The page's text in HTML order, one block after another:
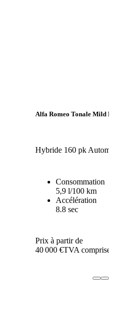
Alfa Romeo Tonale Mild
Hybride 160 pk
Consommation
5,9 l/100 km
Accélération
8.8 sec
Prix à partir de
40 000 €TVA comprise